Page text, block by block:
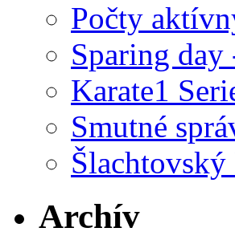
Počty
Sparing
Karate1
Smutné
Archív